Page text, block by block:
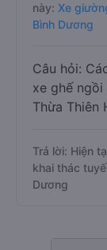
này: Xe
Bình Dương
Câu hỏi:
xe ghế
Thừa Thiên
Trả lời: Hiện
khai thác
Dương